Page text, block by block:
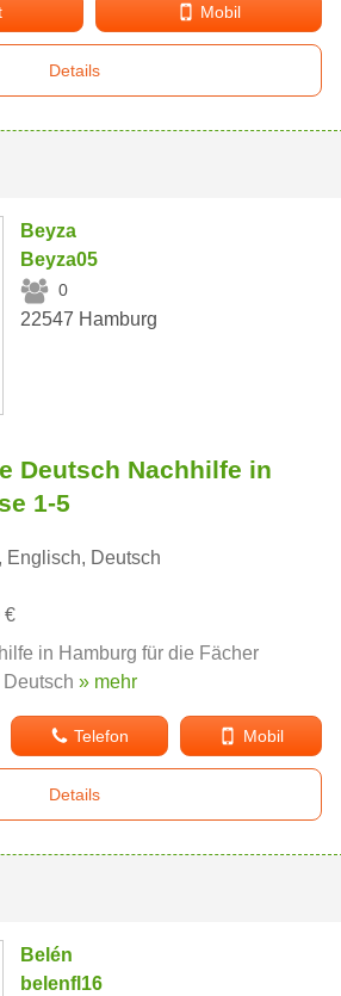
Mobil
Details
Beyza
Beyza05
0
22547 Hamburg
Deutsch Nachhilfe in
1-5
Englisch, Deutsch
€
in Hamburg für die Fächer
» mehr
Telefon Mobil
Details
Belén
belenfl16